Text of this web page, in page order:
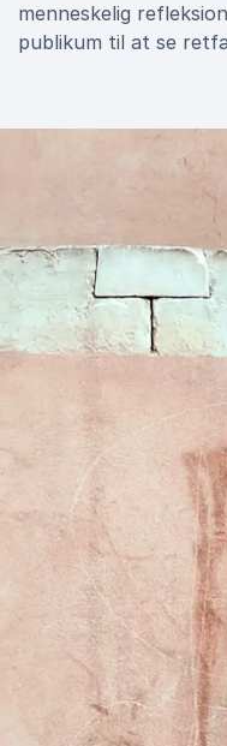
menneskelig
publikum til at se